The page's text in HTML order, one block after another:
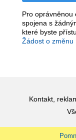
Pro oprávněnou
spojena s
které byste
Žádost o změnu
Kontakt,